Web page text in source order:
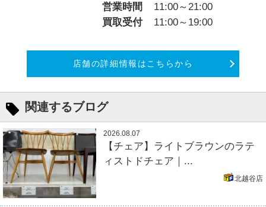
営業時間
11:00～21:00
買取受付
11:00～19:00
店舗の詳細情報はこちらから
関連するブログ
2026.08.07
【チェア】ライトブラウンのラテ
ィストドチェア｜...
北越谷店